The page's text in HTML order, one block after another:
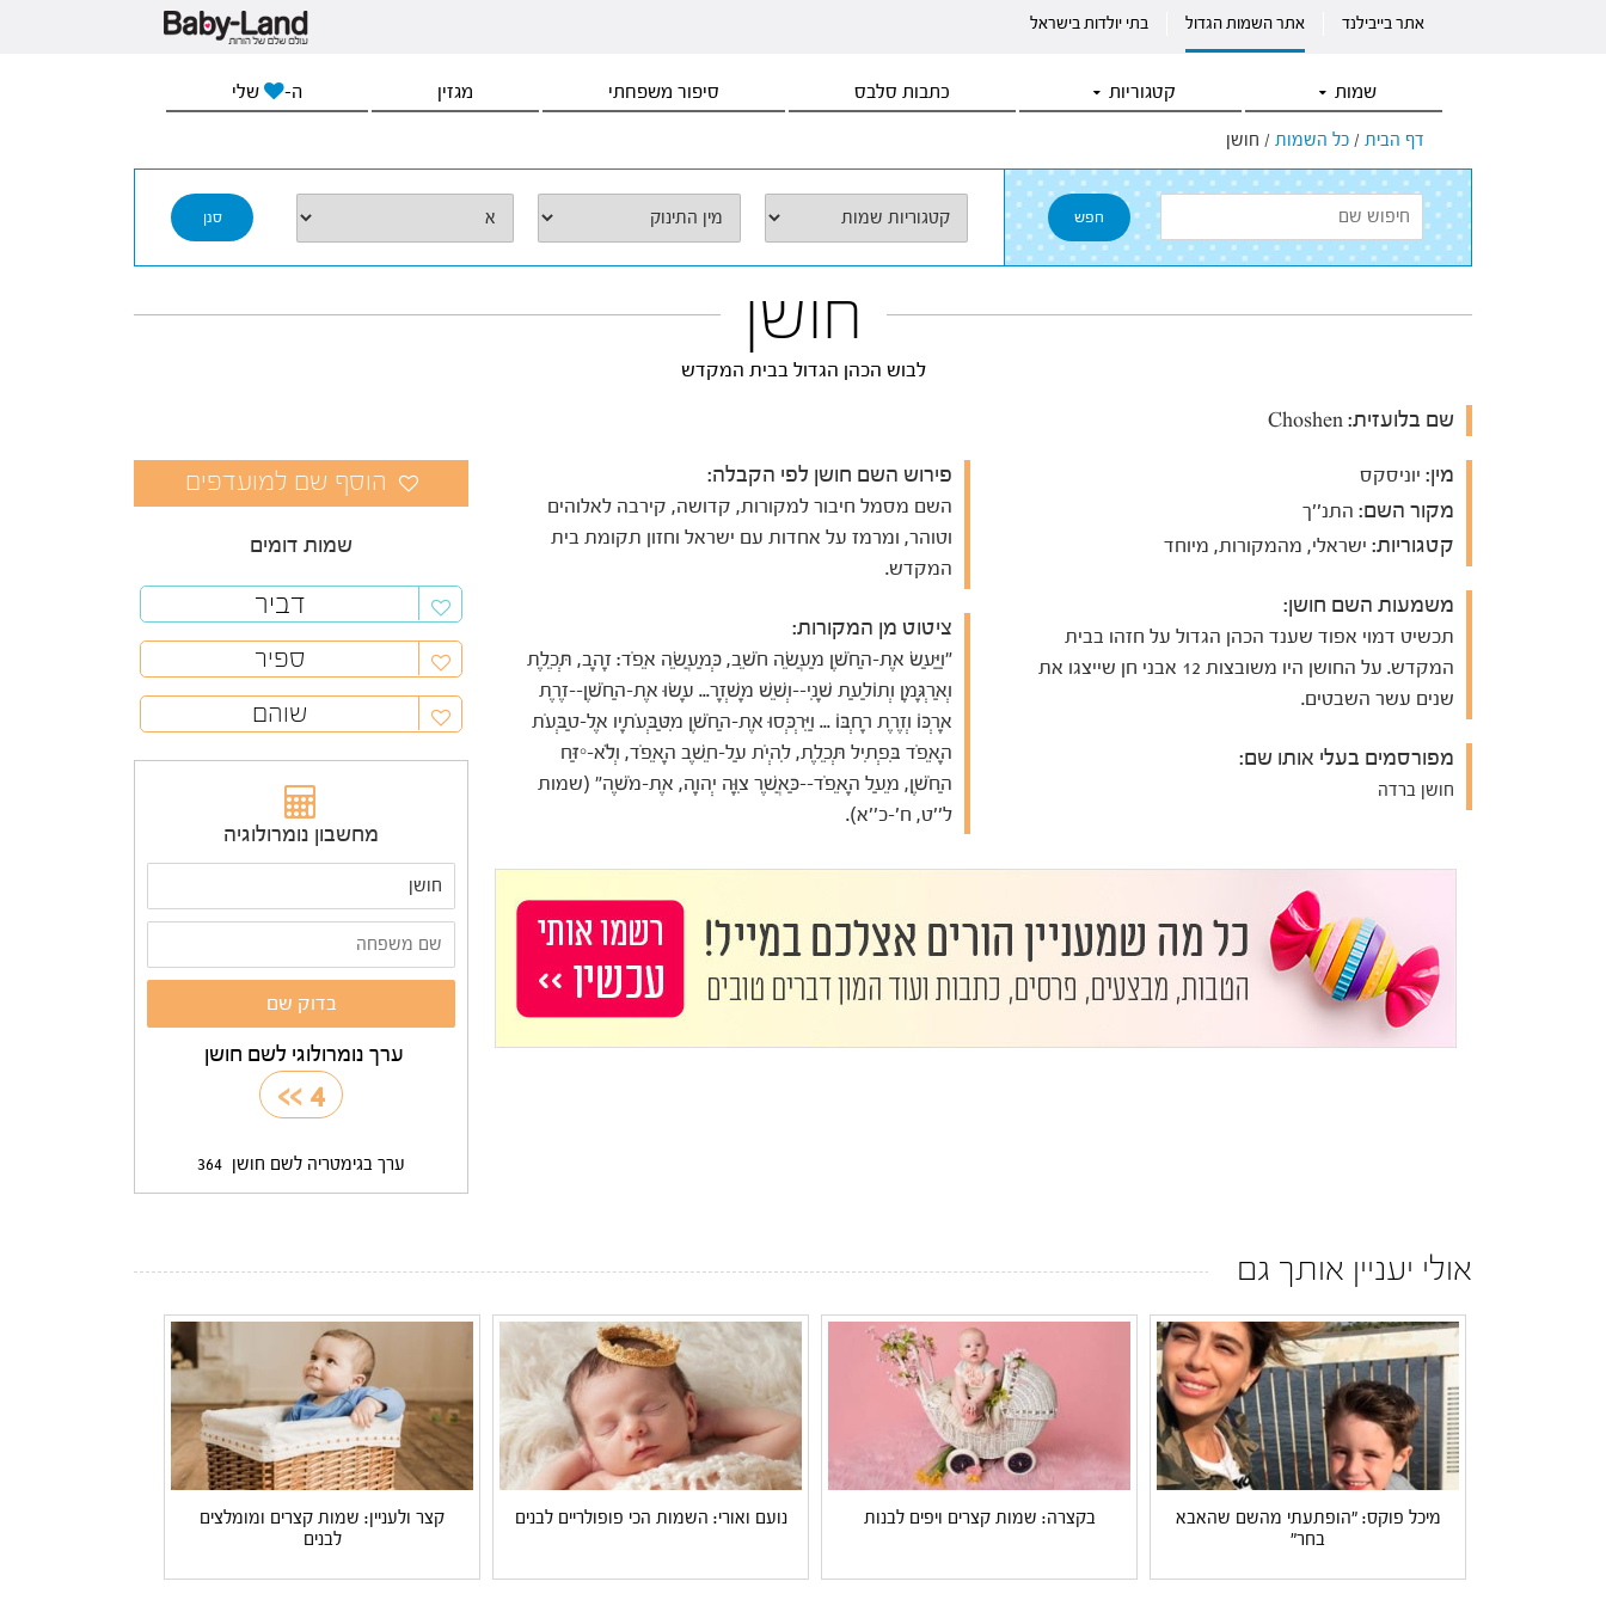
אתר בייבילנד אתר השמות הגדול בתי יולדות בישראל
שמות קטגוריות כתבות סלבס סיפור משפחתי מגזין ה- שלי
דף הבית / כל השמות / חושן
חושן
לבוש הכהן הגדול בבית המקדש
שם בלועזית:
מין: יוניסקס
מקור השם: התנ''ך
קטגוריות: ישראלי, מהמקורות, מיוחד
משמעות השם חושן:
תכשיט דמוי אפוד שענד הכהן הגדול על חזהו בבית
המקדש. על החושן היו משובצות 12 אבני חן שייצגו את
שנים עשר השבטים.
מפורסמים בעלי אותו שם:
חושן ברדה
פירוש השם חושן לפי הקבלה:
השם מסמל חיבור למקורות, קדושה, קירבה לאלוהים
וטוהר, ומרמז על אחדות עם ישראל וחזון תקומת בית
המקדש.
ציטוט מן המקורות:
"וַיַּעַשׂ אֶת-הַחֹשֶׁן מַעֲשֵׂה חֹשֵׁב, כְּמַעֲשֵׂה אֵפֹד: זָהָב, תְּכֵלֶת
וְאַרְגָּמָן וְתוֹלַעַת שָׁנִי--וְשֵׁשׁ מָשְׁזָר... עָשׂוּ אֶת-הַחֹשֶׁן--זֶרֶת
אָרְכּוֹ וְזֶרֶת רָחְבּוֹ ... וַיִּרְכְּסוּ אֶת-הַחֹשֶׁן מִטַּבְּעֹתָיו אֶל-טַבְּעֹת
הָאֵפֹד בִּפְתִיל תְּכֵלֶת, לִהְיֹת עַל-חֵשֶׁב הָאֵפֹד, וְלֹא-יִזַּח
הַחֹשֶׁן, מֵעַל הָאֵפֹד--כַּאֲשֶׁר צִוָּה יְהוָה, אֶת-מֹשֶׁה" (שמות
ל''ט, ח'-כ''א).
שמות דומים
דביר
ספיר
שוהם
מחשבון נומרולוגיה
ערך נומרולוגי לשם חושן
4
>>
ערך בגימטריה לשם חושן 364
אולי יעניין אותך גם
מיכל פוקס: "הופתעתי מהשם שהאבא
בחר"
בקצרה: שמות קצרים ויפים לבנות נועם ואורי: השמות הכי פופולריים לבנים
קצר ולעניין: שמות קצרים ומומלצים
לבנים